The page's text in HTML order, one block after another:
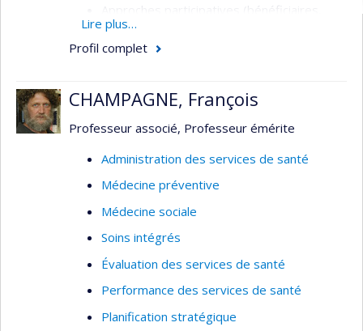
Approches participatives (bénéficiaires,
intervenant.es, gestionnaires, citoyens) en
évaluation de programmes et
développement communautaire)
de personnes marginalisées, situations
d’itinérances
Analyse de politiques publiques;
gouvernance ancrée dans des données
Sciences sociales de la santé, anthropologie
médicale, santé publique
Réalités autochtones urbaines
Lire plus…
Profil complet
CHAMPAGNE, François
Professeur associé, Professeur émérite
Administration des services de santé
Médecine préventive
Médecine sociale
Soins intégrés
Évaluation des services de santé
Performance des services de santé
Planification stratégique